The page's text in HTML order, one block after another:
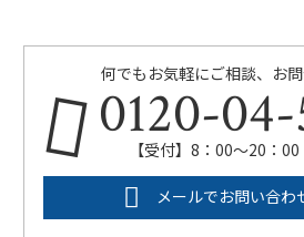
何でもお気軽にご相談、お
0120-
【受付】8：00～20：00
メールでお問い合わ